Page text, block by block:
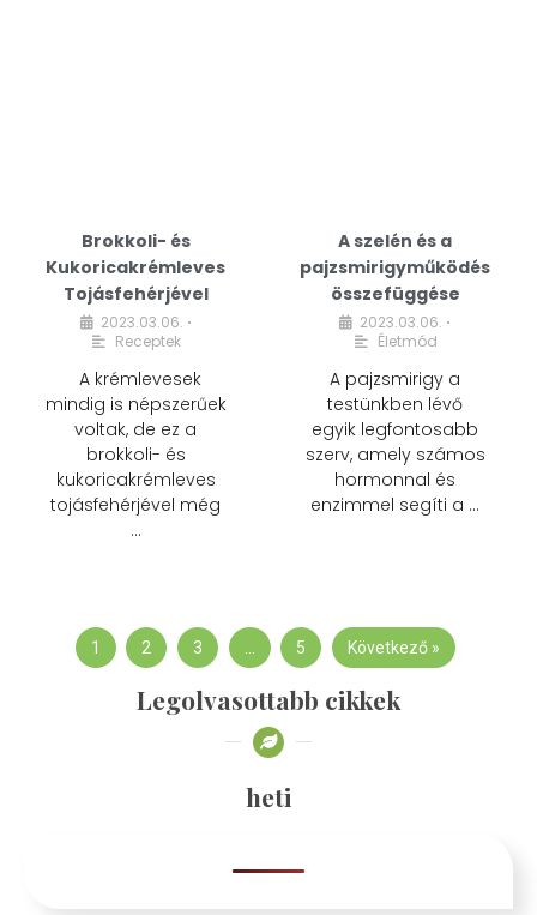
Brokkoli- és
Kukoricakrémleves
Tojásfehérjével
2023.03.06. •
Receptek
A krémlevesek
mindig is népszerűek
voltak, de ez a
brokkoli- és
kukoricakrémleves
tojásfehérjével még
…
A szelén és a
pajzsmirigyműködés
összefüggése
2023.03.06. •
Életmód
A pajzsmirigy a
testünkben lévő
egyik legfontosabb
szerv, amely számos
hormonnal és
enzimmel segíti a …
1 2 3 … 5 Következő »
Legolvasottabb cikkek
heti